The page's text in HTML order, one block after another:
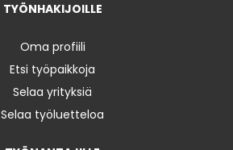
TYÖNHAKIJOILLE
Oma profiili
Etsi työpaikkoja
Selaa yrityksiä
Selaa työluetteloa